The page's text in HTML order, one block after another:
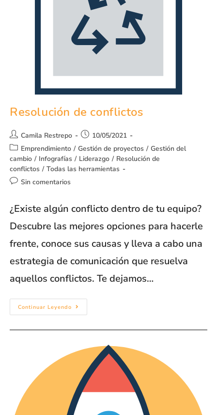
Resolución de conflictos
Camila Restrepo
10/05/2021
Emprendimiento / Gestión de proyectos / Gestión del
cambio / Infografías / Liderazgo / Resolución de
conflictos / Todas las herramientas
Sin comentarios
¿Existe algún conflicto dentro de tu equipo?
Descubre las mejores opciones para hacerle
frente, conoce sus causas y lleva a cabo una
estrategia de comunicación que resuelva
aquellos conflictos. Te dejamos…
Continuar Leyendo